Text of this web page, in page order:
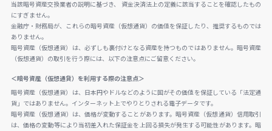
当該暗号資産交換業者の説明に基づき、 資金決済法上の定義に該当することを確認したもの
にすぎません。
金融庁・財務局が、これらの暗号資産（仮想通貨）の価値を保証したり、推奨するものでは
ありません。
暗号資産（仮想通貨）は、必ずしも裏付けとなる資産を持つものではありません。暗号資産
（仮想通貨）の取引を行う際には、以下の注意点にご留意ください。
＜暗号資産（仮想通貨）を利用する際の注意点＞
暗号資産（仮想通貨）は、日本円やドルなどのように国がその価値を保証している「法定通
貨」ではありません。インターネット上でやりとりされる電子データです。
暗号資産（仮想通貨）は、価格が変動することがあります。暗号資産（仮想通貨）信用取引
は、価格の変動等により当初差入れた保証金を上回る損失が発生する可能性があります。暗